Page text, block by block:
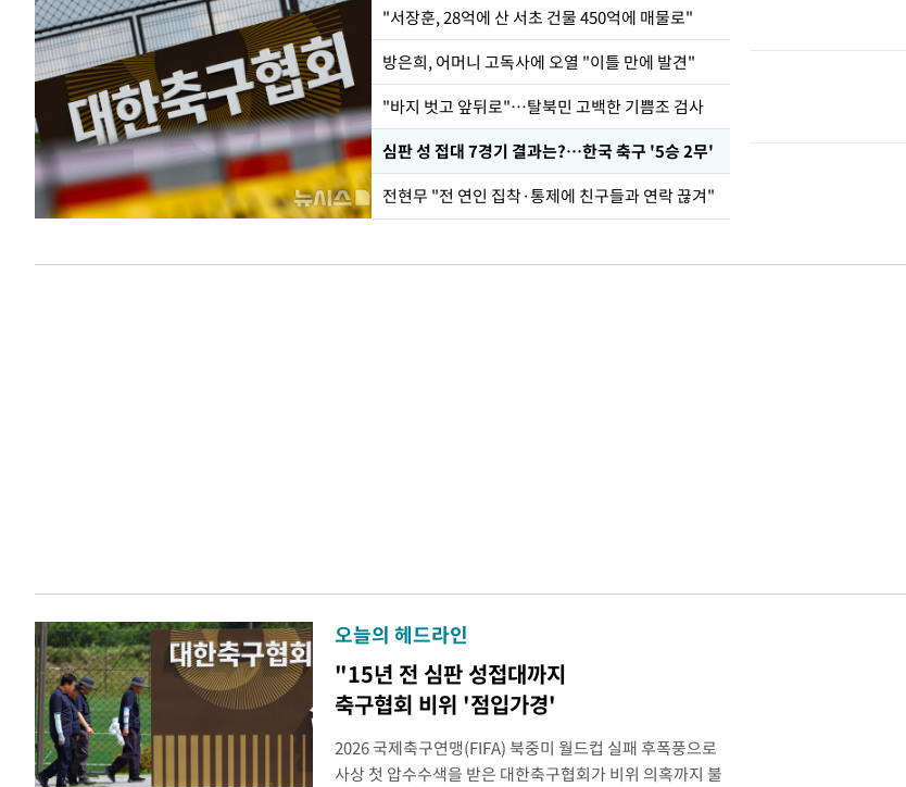
"서장훈, 28억에 산 서초 건물 450억에 매물로"
방은희, 어머니 고독사에 오열 "이틀 만에 발견"
"바지 벗고 앞뒤로"…탈북민 고백한 기쁨조 검사
심판 성 접대 7경기 결과는?…한국 축구 '5승 2무'
전현무 "전 연인 집착·통제에 친구들과 연락 끊겨"
오늘의 헤드라인
"15년 전 심판 성접대까지
축구협회 비위 '점입가경'
2026 국제축구연맹(FIFA) 북중미 월드컵 실패 후폭풍으로
사상 첫 압수수색을 받은 대한축구협회가 비위 의혹까지 불